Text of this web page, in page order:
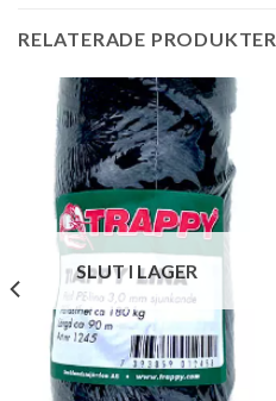
RELATERADE PRODUKTER
SLUT I LAGER